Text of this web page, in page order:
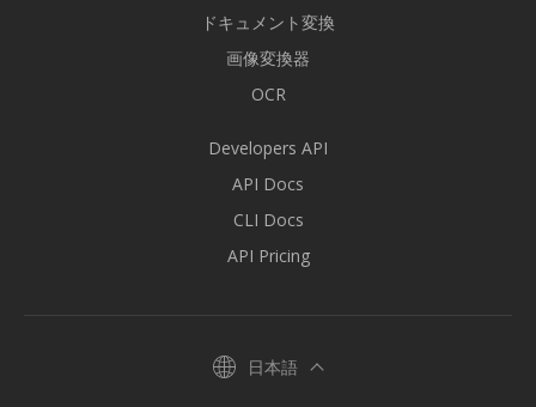
ドキュメント変換
画像変換器
OCR
Developers API
API Docs
CLI Docs
API Pricing
日本語